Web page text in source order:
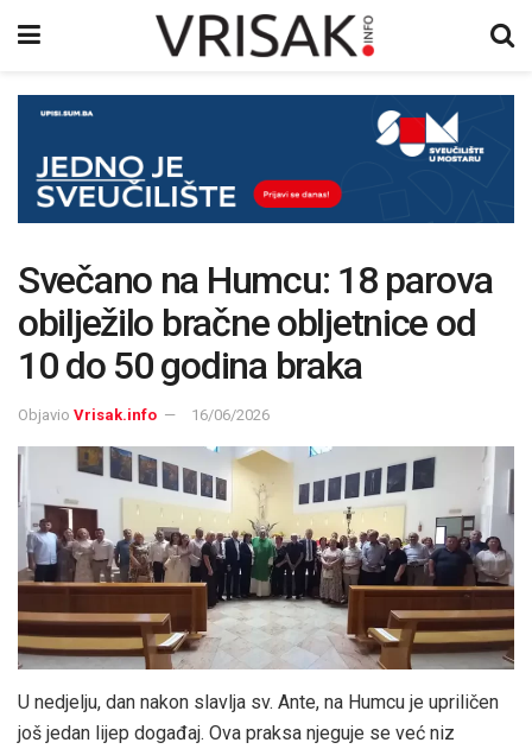
Svečano na Humcu: 18 parova
obilježilo bračne obljetnice od
10 do 50 godina braka
Objavio Vrisak.info 16/06/2026
U nedjelju, dan nakon slavlja sv. Ante, na Humcu je upriličen
još jedan lijep događaj. Ova praksa njeguje se već niz